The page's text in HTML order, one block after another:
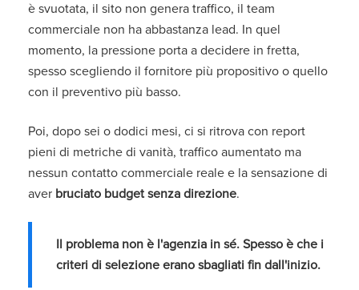
è svuotata, il sito non genera traffico, il team
commerciale non ha abbastanza lead. In quel
momento, la pressione porta a decidere in fretta,
spesso scegliendo il fornitore più propositivo o quello
con il preventivo più basso.
Poi, dopo sei o dodici mesi, ci si ritrova con report
pieni di metriche di vanità, traffico aumentato ma
nessun contatto commerciale reale e la sensazione di
aver bruciato budget senza direzione.
Il problema non è l'agenzia in sé. Spesso è che i
criteri di selezione erano sbagliati fin dall'inizio.